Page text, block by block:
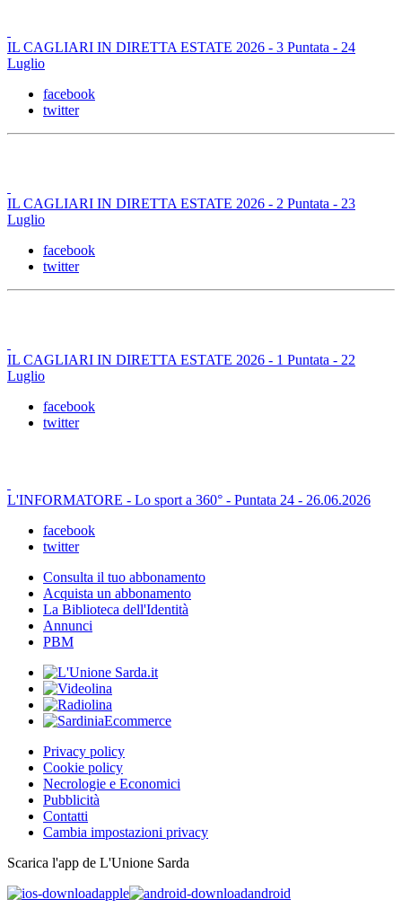
IL CAGLIARI IN DIRETTA ESTATE 2026 - 3 Puntata - 24
Luglio
facebook
twitter
IL CAGLIARI IN DIRETTA ESTATE 2026 - 2 Puntata - 23
Luglio
facebook
twitter
IL CAGLIARI IN DIRETTA ESTATE 2026 - 1 Puntata - 22
Luglio
facebook
twitter
L'INFORMATORE - Lo sport a 360° - Puntata 24 - 26.06.2026
facebook
twitter
Consulta il tuo abbonamento
Acquista un abbonamento
La Biblioteca dell'Identità
Annunci
PBM
Privacy policy
Cookie policy
Necrologie e Economici
Pubblicità
Contatti
Cambia impostazioni privacy
Scarica l'app de L'Unione Sarda
apple
android